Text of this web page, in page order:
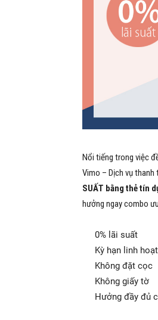
Nổi tiếng trong việc
Vimo – Dịch vụ
SUẤT bằng thẻ tín
hưởng ngay combo
0% lãi suất
Kỳ hạn linh
Không đặt cọc
Không giấy tờ
Hưởng đầy đủ